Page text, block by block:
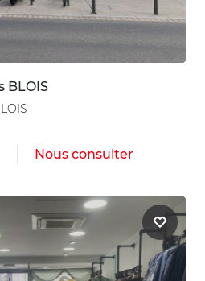
BLOIS
Nous consulter